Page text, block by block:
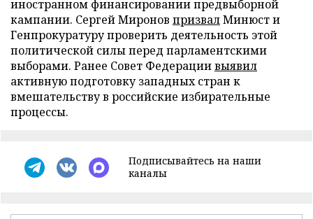
иностранном финансировании предвыборной
кампании. Сергей Миронов призвалМинюст и
Генпрокуратуру проверить деятельность этой
политической силы перед парламентскими
выборами. Ранее Совет Федерациивыявил
активную подготовку западных стран к
вмешательству в российские избирательные
процессы.
Подписывайтесь на наши
каналы